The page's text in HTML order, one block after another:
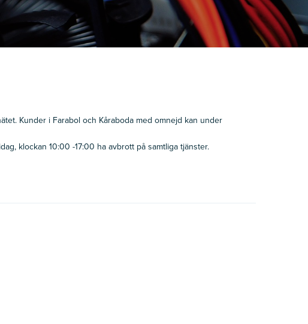
Kunder i Farabol och Kåraboda med omnejd kan under
klockan 10:00 -17:00 ha avbrott på samtliga tjänster.